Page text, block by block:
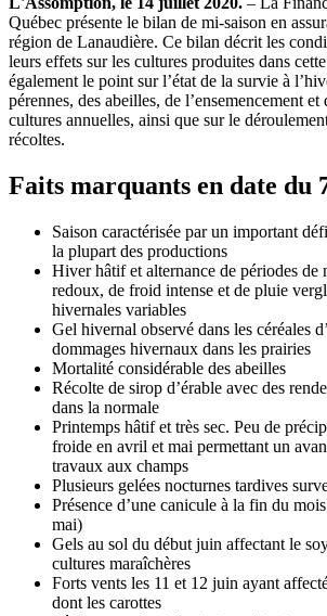
Québec présente le bilan de mi-saison en
région de Lanaudière. Ce bilan décrit les
leurs effets sur les cultures produites dans
également le point sur l’état de la survie à
pérennes, des abeilles, de l’ensemencement
cultures annuelles, ainsi que sur le
récoltes.
Faits marquants en date du
Saison caractérisée par un important
la plupart des productions
Hiver hâtif et alternance de périodes de
redoux, de froid intense et de pluie
hivernales variables
Gel hivernal observé dans les céréales
dommages hivernaux dans les prairies
Mortalité considérable des abeilles
Récolte de sirop d’érable avec des
dans la normale
Printemps hâtif et très sec. Peu de
froide en avril et mai permettant un
travaux aux champs
Plusieurs gelées nocturnes tardives
Présence d’une canicule à la fin du
mai)
Gels au sol du début juin affectant le
cultures maraîchères
Forts vents les 11 et 12 juin ayant
dont les carottes